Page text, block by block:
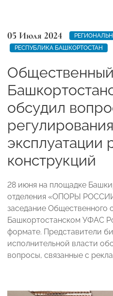
05 Июля 2024
РЕСПУБЛИКА БАШКОРТОСТАН
обсудил
эксплуатации
конструкций
28 июня на площадке
отделения «ОПОРЫ
заседание Общественного
Башкортостанском УФАС
формате. Представители
исполнительной власти
вопросы, связанные с